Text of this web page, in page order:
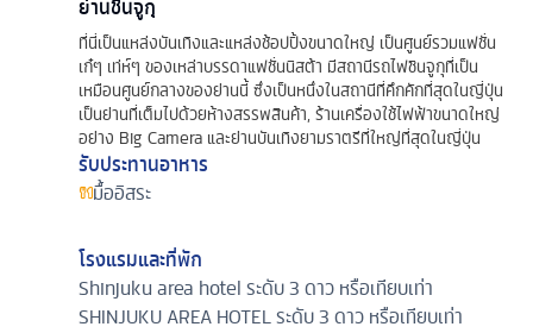
ย่านชินจูกุ
ที่นี่เป็นแหล่งบันเทิงและแหล่งช้อปปิ้งขนาดใหญ่ เป็นศูนย์รวมแฟชั่น
เก๋ๆ เท่ห์ๆ ของเหล่าบรรดาแฟชั่นนิสต้า มีสถานีรถไฟชินจูกุที่เป็น
เหมือนศูนย์กลางของย่านนี้ ซึ่งเป็นหนึ่งในสถานีที่คึกคักที่สุดในญี่ปุ่น
เป็นย่านที่เต็มไปด้วยห้างสรรพสินค้า, ร้านเครื่องใช้ไฟฟ้าขนาดใหญ่
อย่าง Big Camera และย่านบันเทิงยามราตรีที่ใหญ่ที่สุดในญี่ปุ่น
รับประทานอาหาร
มื้ออิสระ
โรงแรมและที่พัก
Shinjuku area hotel ระดับ 3 ดาว หรือเทียบเท่า
SHINJUKU AREA HOTEL ระดับ 3 ดาว หรือเทียบเท่า